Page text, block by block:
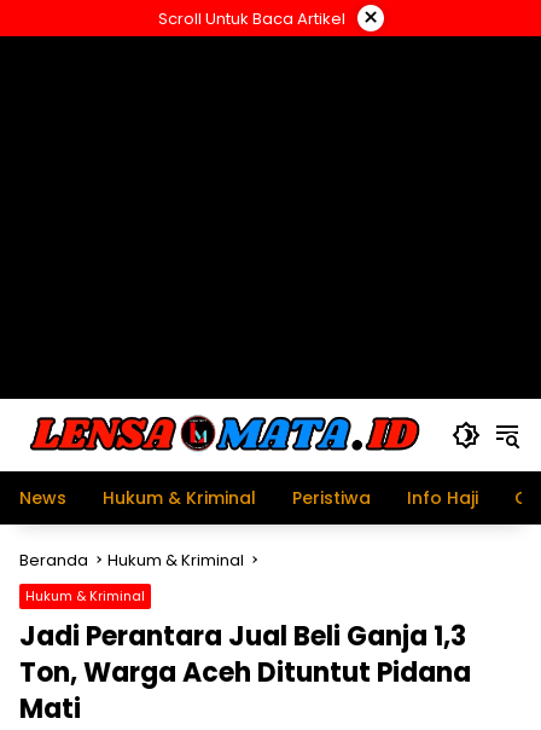
ke
Scroll Untuk Baca Artikel ×
News Hukum & Kriminal Peristiwa Info Haji
Beranda Hukum & Kriminal
Hukum & Kriminal
Jadi Perantara Jual Beli Ganja 1,3
Ton, Warga Aceh Dituntut Pidana
Mati